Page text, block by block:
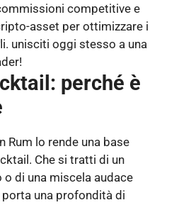
perché è
Rum lo rende una base
Che si tratti di un
di una miscela audace
porta una profondità di